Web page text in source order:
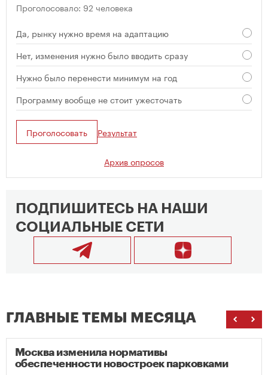
Проголосовало: 92 человека
Да, рынку нужно время на адаптацию
Нет, изменения нужно было вводить сразу
Нужно было перенести минимум на год
Программу вообще не стоит ужесточать
Проголосовать Результат
Архив опросов
ПОДПИШИТЕСЬ НА НАШИ
СОЦИАЛЬНЫЕ СЕТИ
ГЛАВНЫЕ ТЕМЫ МЕСЯЦА
Москва изменила нормативы
обеспеченности новостроек парковками